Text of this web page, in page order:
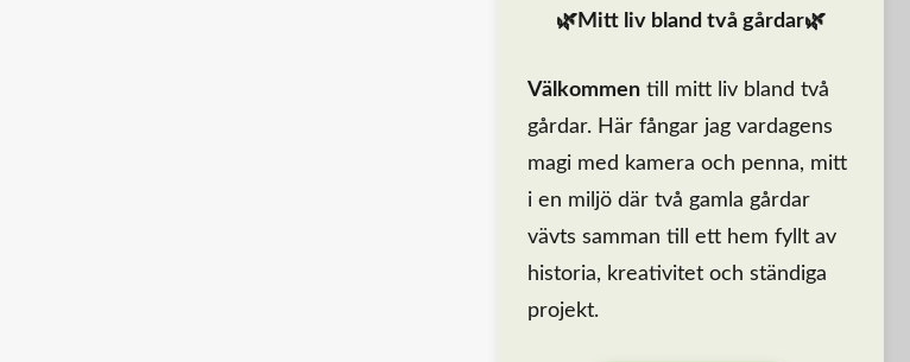
🌿Mitt liv bland två gårdar🌿
Välkommen till mitt liv bland två
gårdar. Här fångar jag vardagens
magi med kamera och penna, mitt
i en miljö där två gamla gårdar
vävts samman till ett hem fyllt av
historia, kreativitet och ständiga
projekt.